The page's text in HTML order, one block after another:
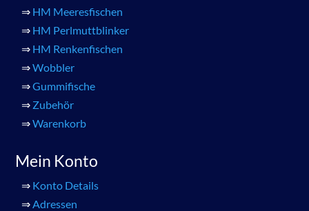
⇒ HM Meeresfischen
⇒ HM Perlmuttblinker
⇒ HM Renkenfischen
⇒Wobbler
⇒Gummifische
⇒ Zubehör
⇒Warenkorb
Mein Konto
⇒ Konto Details
⇒Adressen